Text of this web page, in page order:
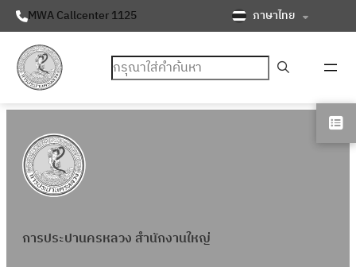
MWA Callcenter 1125 ภาษาไทย
ค้นหา
การประปานครหลวง สำนักงานใหญ่